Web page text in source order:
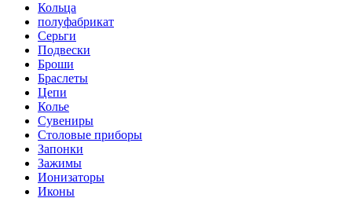
Кольца
полуфабрикат
Серьги
Подвески
Броши
Браслеты
Цепи
Колье
Сувениры
Столовые приборы
Запонки
Зажимы
Ионизаторы
Иконы